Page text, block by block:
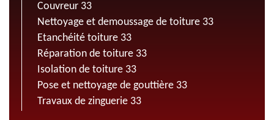
Couvreur 33
Nettoyage et demoussage de toiture 33
Etanchéité toiture 33
Réparation de toiture 33
Isolation de toiture 33
Pose et nettoyage de gouttière 33
Travaux de zinguerie 33